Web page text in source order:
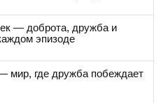
— доброта, дружба и
эпизоде
мир, где дружба побеждает